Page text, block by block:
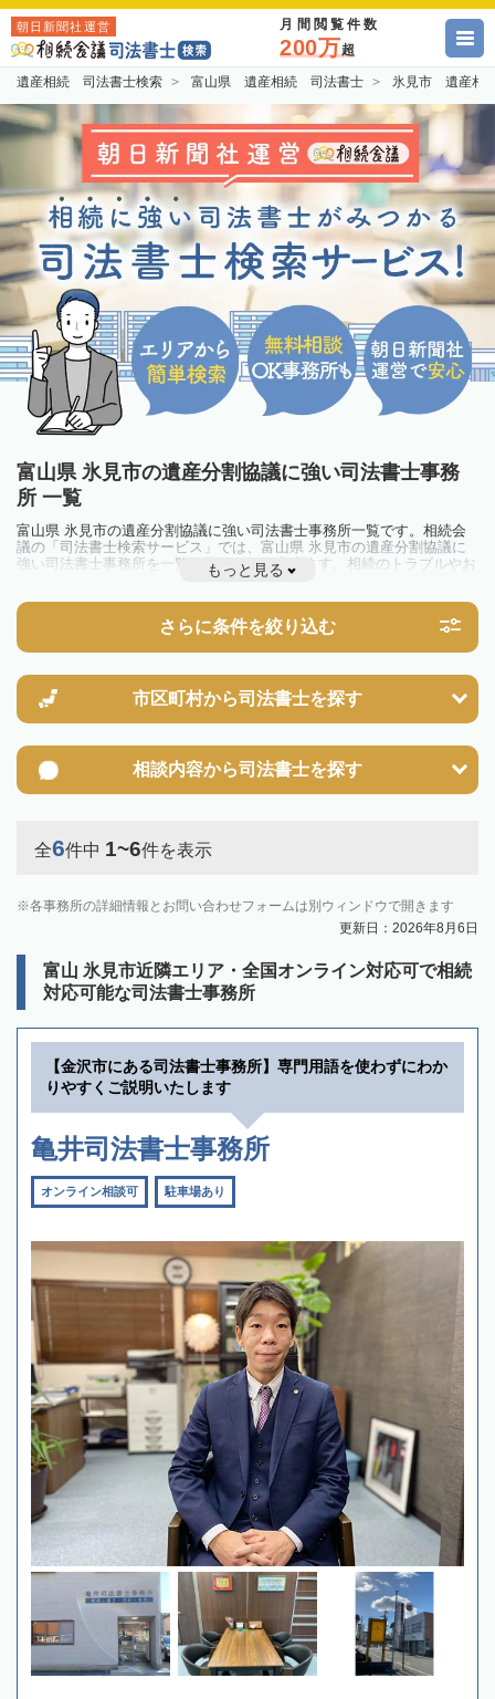
朝日新聞社運営 月間閲覧件数
200万超
遺産相続 司法書士検索 富山県 遺産相続 司法書士 氷見市 遺産相
富山県 氷見市の遺産分割協議に強い司法書士事務
所 一覧
富山県 氷見市の遺産分割協議に強い司法書士事務所一覧です。相続会
議の「司法書士検索サービス」では、富山県 氷見市の遺産分割協議に
強い司法書士事務所を一覧で見ることが出来ます。相続のトラブルやお
悩みを抱えている方は一度近隣の司法書士に相談してみましょう。
もっと見る
さらに条件を絞り込む
市区町村から司法書士を探す
相談内容から司法書士を探す
全6件中 1~6件を表示
各事務所の詳細情報とお問い合わせフォームは別ウィンドウで開きます
更新日：2026年8月6日
富山 氷見市近隣エリア・全国オンライン対応可で相続
対応可能な司法書士事務所
【金沢市にある司法書士事務所】専門用語を使わずにわか
りやすくご説明いたします
亀井司法書士事務所
オンライン相談可 駐車場あり